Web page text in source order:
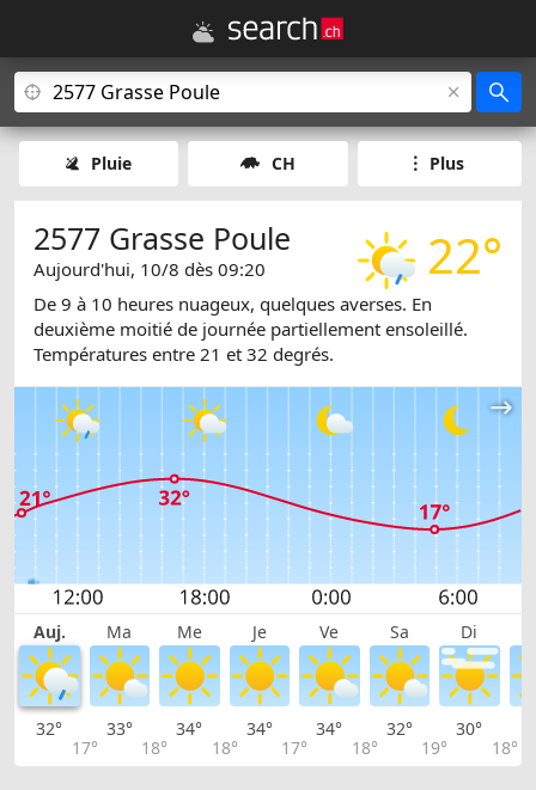
Pluie CH Plus
22°
2577 Grasse Poule
Aujourd'hui, 10/8 dès 09:20
De 9 à 10 heures nuageux, quelques averses. En
deuxième moitié de journée partiellement ensoleillé.
Températures entre 21 et 32 degrés.
Auj. Ma Me Je Ve Sa Di
32°
17°
33°
18°
34°
18°
34°
17°
34°
18°
32°
19°
30°
18°